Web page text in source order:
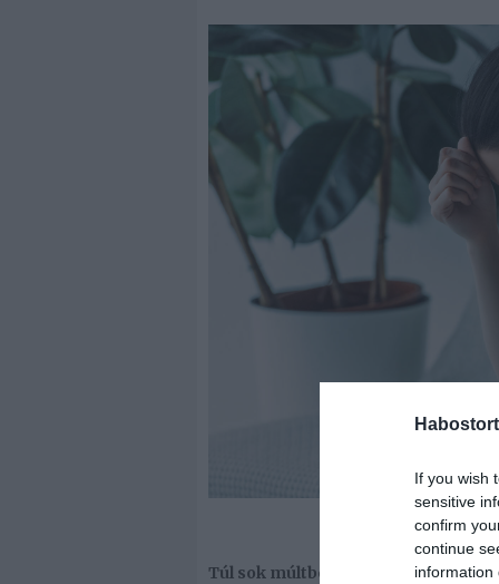
If you wish
sensitive
confirm
continue
information
Túl sok múltbéli terhet cipelsz